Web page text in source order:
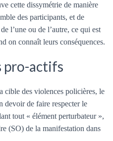
cette dissymétrie de manière
des participants, et de
l’une ou de l’autre, ce qui est
on connaît leurs conséquences.
pro-actifs
cible des violences policières, le
devoir de faire respecter le
tout « élément perturbateur »,
(SO) de la manifestation dans